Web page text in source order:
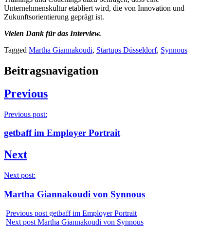
Unternehmenskultur etabliert wird, die von Innovation und
Zukunftsorientierung geprägt ist.
Vielen Dank für das Interview.
Tagged Martha Giannakoudi, Startups Düsseldorf, Synnous
Beitragsnavigation
Previous
Previous post:
getbaff im Employer Portrait
Next
Next post:
Martha Giannakoudi von Synnous
Previous post getbaff im Employer Portrait
Next post Martha Giannakoudi von Synnous